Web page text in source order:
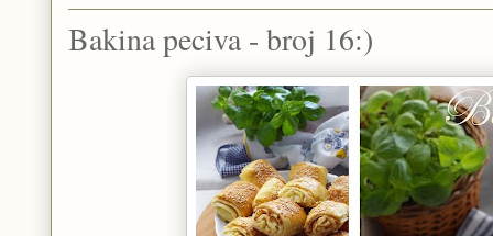
Bakina peciva - broj 16:)